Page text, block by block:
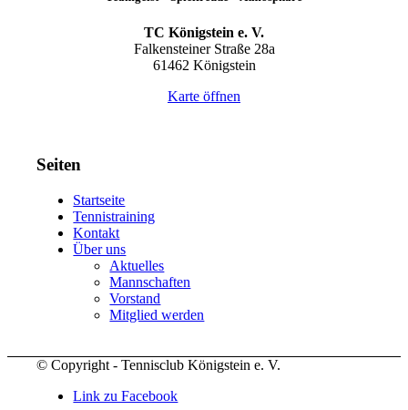
TC Königstein e. V.
Falkensteiner Straße 28a
61462 Königstein
Karte öffnen
Seiten
Startseite
Tennistraining
Kontakt
Über uns
Aktuelles
Mannschaften
Vorstand
Mitglied werden
© Copyright - Tennisclub Königstein e. V.
Link zu Facebook